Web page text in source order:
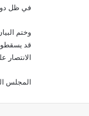
في ظل
وختم
قد
الانتصار
المجلس